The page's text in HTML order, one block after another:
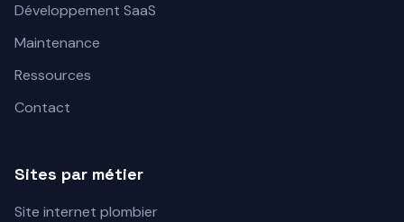
Développement SaaS
Maintenance
Ressources
Contact
Sites par métier
Site internet plombier